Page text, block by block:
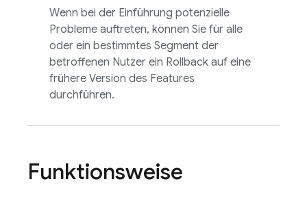
Wenn bei der Einführung potenzielle
Probleme auftreten, können Sie für alle
oder ein bestimmtes Segment der
betroffenen Nutzer ein Rollback auf eine
frühere Version des Features
durchführen.
Funktionsweise